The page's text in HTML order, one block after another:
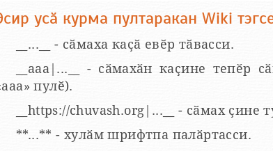
усӑ курма пултаракан Wiki
__...__ - сӑмаха каҫӑ евӗр тӑвасси.
__aaa|...__ - сӑмахӑн каҫине тепӗр
пулӗ).
__https://chuvash.org|...__ - сӑмах ҫине
**...** - хулӑм шрифтпа палӑртасси.